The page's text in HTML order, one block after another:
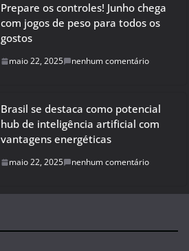
Prepare os controles! Junho chega
com jogos de peso para todos os
gostos
maio 22, 2025 nenhum comentário
Brasil se destaca como potencial
hub de inteligência artificial com
vantagens energéticas
maio 22, 2025 nenhum comentário